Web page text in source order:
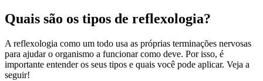
Quais são os tipos de reflexologia?
A reflexologia como um todo usa as próprias terminações nervosas
para ajudar o organismo a funcionar como deve. Por isso, é
importante entender os seus tipos e quais você pode aplicar. Veja a
seguir!